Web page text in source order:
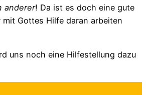
anderer! Da ist es doch eine gute
Gottes Hilfe daran arbeiten
uns noch eine Hilfestellung dazu